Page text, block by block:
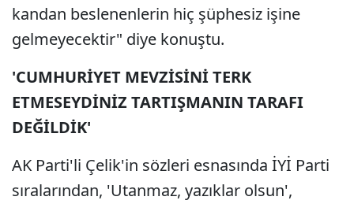
kandan beslenenlerin hiç şüphesiz işine
gelmeyecektir" diye konuştu.
'CUMHURİYET MEVZİSİNİ TERK
ETMESEYDİNİZ TARTIŞMANIN TARAFI
DEĞİLDİK'
AK Parti'li Çelik'in sözleri esnasında İYİ Parti
sıralarından, 'Utanmaz, yazıklar olsun',